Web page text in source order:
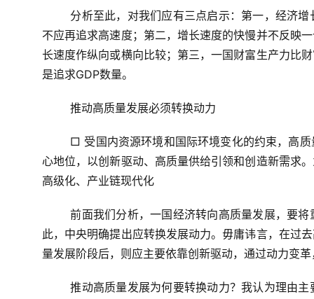
分析至此，对我们应有三点启示：第一，经济
不应再追求高速度；第二，增长速度的快慢并不反映
长速度作纵向或横向比较；第三，一国财富生产力比
是追求GDP数量。
推动高质量发展必须转换动力
□ 受国内资源环境和国际环境变化的约束，高
心地位，以创新驱动、高质量供给引领和创造新需求
高级化、产业链现代化
前面我们分析，一国经济转向高质量发展，要
此，中央明确提出应转换发展动力。毋庸讳言，在过
量发展阶段后，则应主要依靠创新驱动，通过动力变
推动高质量发展为何要转换动力？我认为理由